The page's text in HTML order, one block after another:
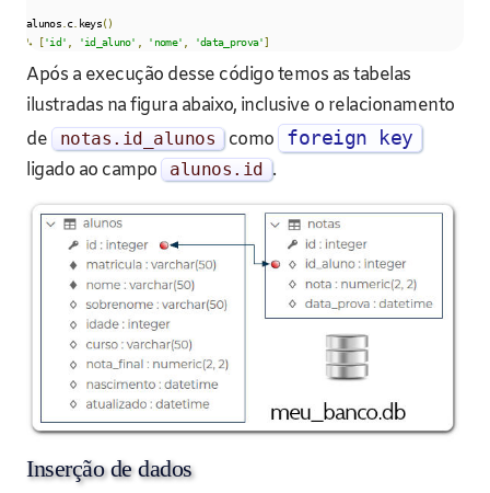
alunos. c. keys()
↳
['id' 'id_aluno' 'nome' 'data_prova']
Após a execução desse código temos as tabelas
ilustradas na figura abaixo, inclusive o relacionamento
de
notas . id_alunos como foreign key
ligado ao campo alunos . id .
Inserção de dados